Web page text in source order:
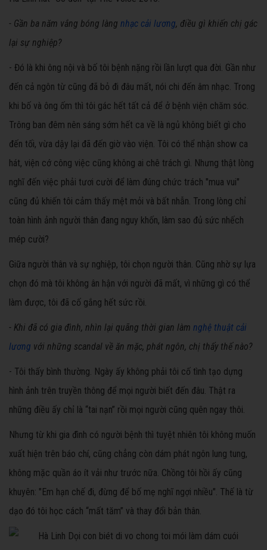
- Gần ba năm vắng bóng làng nhạc cải lương, điều gì khiến chị gác
lại sự nghiệp?
- Đó là khi ông nội và bố tôi bệnh nặng rồi lần lượt qua đời. Gần như
đến cả ngôn từ cũng đã bỏ đi đâu mất, nói chi đến âm nhạc. Trong
khi bố và ông ốm thì tôi gác hết tất cả để ở bệnh viện chăm sóc.
Trông ban đêm nên sáng sớm hết ca về là ngủ không biết gì cho
đến tối, vừa dậy lại đã đến giờ vào viện. Tôi có thể nhận show ca
hát, viện cớ công việc cũng không ai chê trách gì. Nhưng thật lòng
nghĩ đến việc phải tươi cười để làm đúng chức trách "mua vui"
cũng đủ khiến tôi cảm thấy mệt mỏi và bất nhẫn. Trong lòng chỉ
toàn hình ảnh người thân đang nguy khốn, làm sao đủ sức nhếch
mép cười?
Giữa người thân và sự nghiệp, tôi chọn người thân. Cũng nhờ sự lựa
chọn đó mà tôi không ân hận với người đã mất, vì những gì có thể
làm được, tôi đã cố gắng hết sức rồi.
- Khi đã có gia đình, nhìn lại quãng thời gian làm nghệ thuật cải
lương với những scandal về ăn mặc, phát ngôn, chị thấy thế nào?
- Tôi thấy bình thường. Ngày ấy không phải tôi cố tình tạo dựng
hình ảnh trên truyền thông để mọi người biết đến đâu. Thật ra
những điều ấy chỉ là “tai nạn” rồi mọi người cũng quên ngay thôi.
Nhưng từ khi gia đình có người bệnh thì tuyệt nhiên tôi không muốn
xuất hiện trên báo chí, cũng chẳng còn dám phát ngôn lung tung,
không mặc quần áo ít vải như trước nữa. Chồng tôi hồi ấy cũng
khuyên: "Em hạn chế đi, đừng để bố mẹ nghĩ ngợi nhiều". Thế là từ
dạo đó tôi học cách “mất tăm” và thay đổi bản thân.